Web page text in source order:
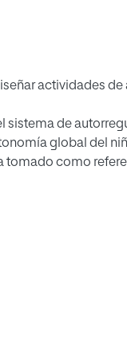
actividades
sistema de
global del
tomado como
pues
los